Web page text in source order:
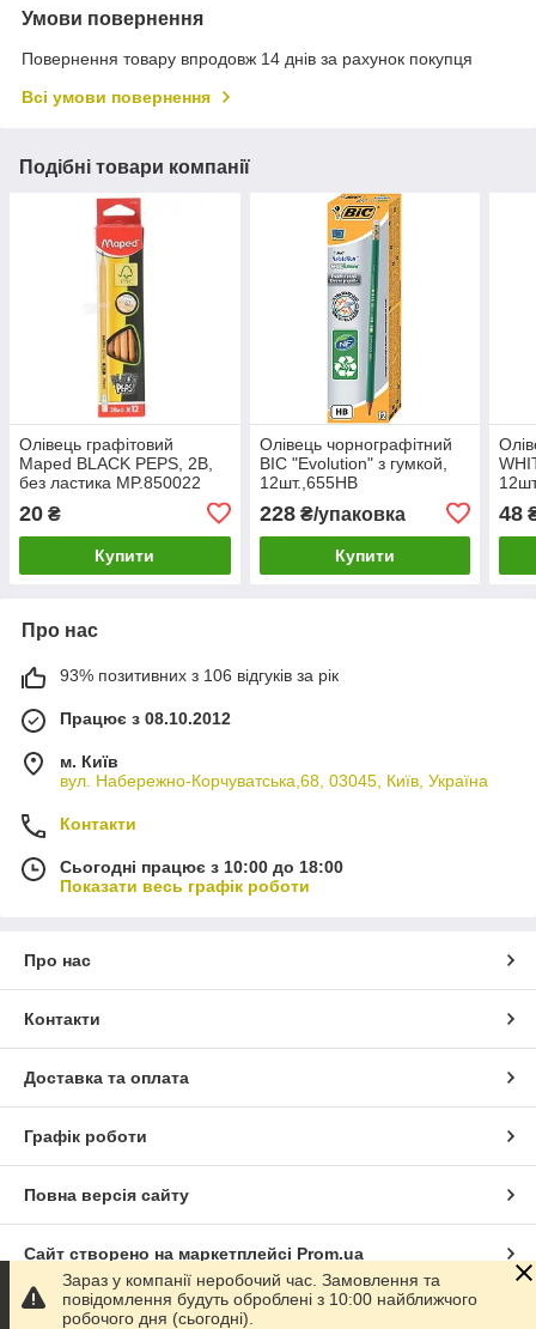
Умови повернення
Повернення товару впродовж 14 днів за рахунок покупця
Всі умови повернення
Подібні товари компанії
Олівець графітовий
Maped BLACK PEPS, 2B,
без ластика MP.850022
20 ₴
Купити
Олівець чорнографітний
BIC "Evolution" з гумкой,
12шт.,655HB
228₴/упаковка
Купити
48
Про нас
93% позитивних з 106 відгуків за рік
Працює з 08.10.2012
м. Київ
вул. Набережно-Корчуватська,68, 03045, Київ, Україна
Контакти
Сьогодні працює з 10:00 до 18:00
Показати весь графік роботи
Про нас
Контакти
Доставка та оплата
Графік роботи
Повна версія сайту
Сайт створено на маркетплейсі Prom.ua
Політика конфіденційності
Зараз у компанії неробочий час. Замовлення та
повідомлення будуть оброблені з 10:00 найближчого
робочого дня (сьогодні).